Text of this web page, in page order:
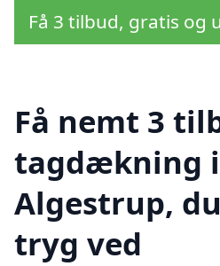
Få 3 tilbud, gratis og
Få nemt 3
tagdækning i
Algestrup,
tryg ved